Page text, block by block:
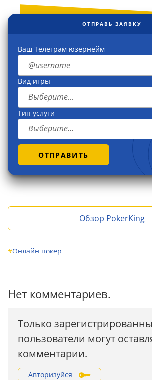
ОТПРАВЬ ЗАЯВКУ
Ваш Телеграм юзернейм
Вид игры
Выберите...
Тип услуги
Выберите...
ОТПРАВИТЬ
Обзор PokerKing
#Онлайн покер
Нет комментариев.
Только
пользователи могут
комментарии.
Авторизуйся